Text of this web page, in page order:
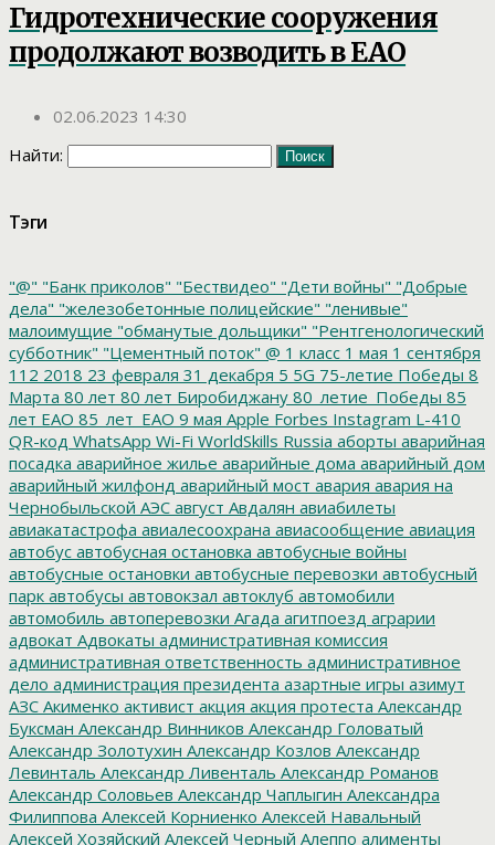
Гидротехнические сооружения
продолжают возводить в ЕАО
02.06.2023 14:30
Найти:
Тэги
"@" "Банк приколов" "Бествидео" "Дети войны" "Добрые
дела" "железобетонные полицейские" "ленивые"
малоимущие "обманутые дольщики" "Рентгенологический
субботник" "Цементный поток" @ 1 класс 1 мая 1 сентября
112 2018 23 февраля 31 декабря 5 5G 75-летие Победы 8
Марта 80 лет 80 лет Биробиджану 80_летие_Победы 85
лет ЕАО 85_лет_ЕАО 9 мая Apple Forbes Instagram L-410
QR-код WhatsApp Wi-Fi WorldSkills Russia аборты аварийная
посадка аварийное жилье аварийные дома аварийный дом
аварийный жилфонд аварийный мост авария авария на
Чернобыльской АЭС август Авдалян авиабилеты
авиакатастрофа авиалесоохрана авиасообщение авиация
автобус автобусная остановка автобусные войны
автобусные остановки автобусные перевозки автобусный
парк автобусы автовокзал автоклуб автомобили
автомобиль автоперевозки Агада агитпоезд аграрии
адвокат Адвокаты административная комиссия
административная ответственность административное
дело администрация президента азартные игры азимут
АЗС Акименко активист акция акция протеста Александр
Буксман Александр Винников Александр Головатый
Александр Золотухин Александр Козлов Александр
Левинталь Александр Ливенталь Александр Романов
Александр Соловьев Александр Чаплыгин Александра
Филиппова Алексей Корниенко Алексей Навальный
Алексей Хозяйский Алексей Черный Алеппо алименты